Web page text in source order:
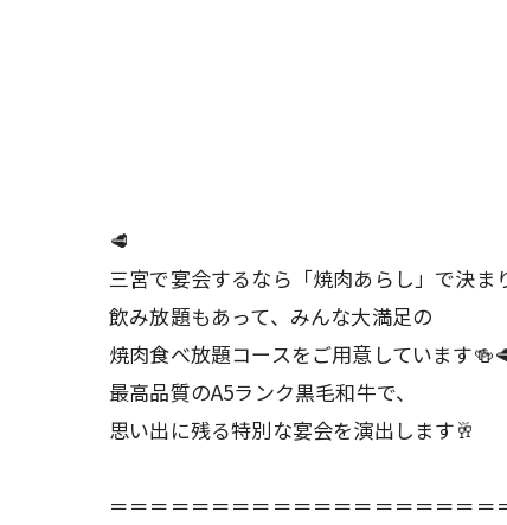
🥩
三宮で宴会するなら「焼肉あらし」で決ま
飲み放題もあって、みんな大満足の
焼肉食べ放題コースをご用意しています
最高品質のA5ランク黒毛和牛で、
思い出に残る特別な宴会を演出します🥂
＝＝＝＝＝＝＝＝＝＝＝＝＝＝＝＝＝＝＝